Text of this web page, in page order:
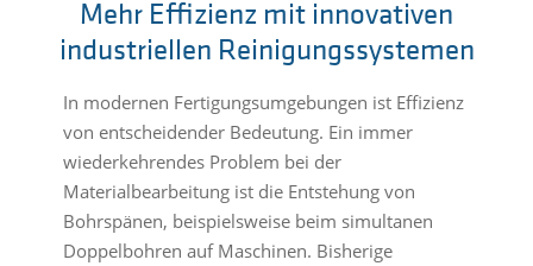
Mehr Effizienz mit innovativen
industriellen Reinigungssystemen
In modernen Fertigungsumgebungen ist Effizienz
von entscheidender Bedeutung. Ein immer
wiederkehrendes Problem bei der
Materialbearbeitung ist die Entstehung von
Bohrspänen, beispielsweise beim simultanen
Doppelbohren auf Maschinen. Bisherige